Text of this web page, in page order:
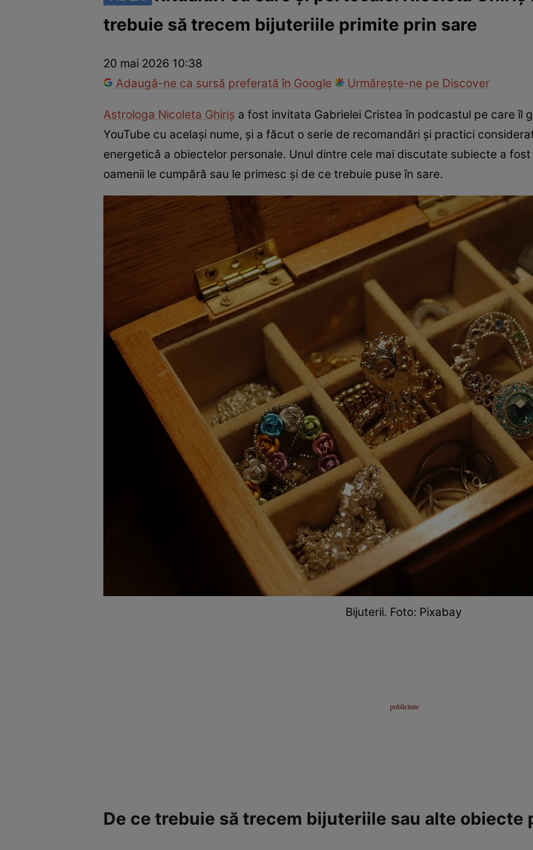
Internațional Fapt diversTehnologieNaționalSport
trebuie să trecem bijuteriile primite prin sare
20 mai 2026 10:38
Adaugă-ne ca sursă preferată în Google
Urmărește-ne pe Discover
Astrologa Nicoleta Ghiriș a fost invitata Gabrielei Cristea în podcastul pe care îl
YouTube cu același nume, și a făcut o serie de recomandări și practici
energetică a obiectelor personale. Unul dintre cele mai discutate subiecte a
oamenii le cumpără sau le primesc și de ce trebuie puse în sare.
Bijuterii. Foto: Pixabay
De ce trebuie să trecem bijuteriile sau alte obiecte